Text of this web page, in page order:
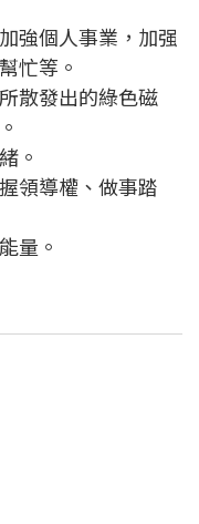
加強個人事業，加强
忙等。
散發出的綠色磁
。
。
領導權、做事踏
量。